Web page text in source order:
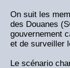
On suit les
des Douanes
gouvernement
et de surveiller
Le scénario